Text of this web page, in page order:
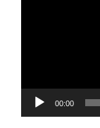
00:00